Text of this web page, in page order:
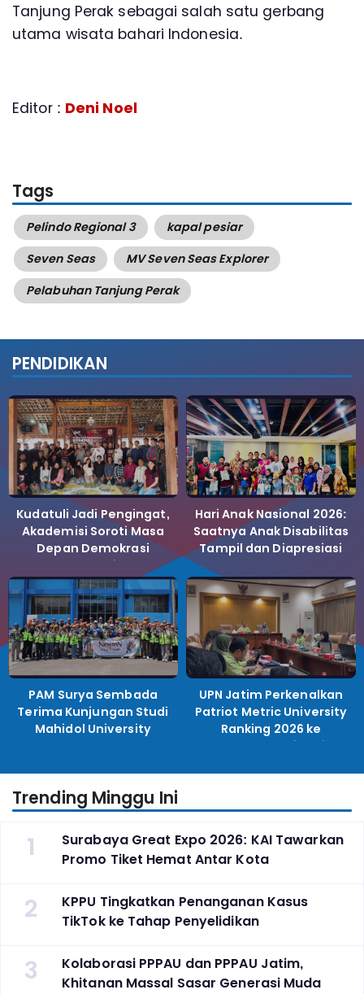
Tanjung Perak sebagai salah satu gerbang
utama wisata bahari Indonesia.
Editor : Deni Noel
Tags
Pelindo Regional 3
kapal pesiar
Seven Seas
MV Seven Seas Explorer
Pelabuhan Tanjung Perak
PENDIDIKAN
Kudatuli Jadi Pengingat,
Akademisi Soroti Masa
Depan Demokrasi
Indonesia
Hari Anak Nasional 2026:
Saatnya Anak Disabilitas
Tampil dan Diapresiasi
PAM Surya Sembada
Terima Kunjungan Studi
Mahidol University
UPN Jatim Perkenalkan
Patriot Metric University
Ranking 2026 ke
Perguruan Tinggi
Trending Minggu Ini
1
Surabaya Great Expo 2026: KAI Tawarkan
Promo Tiket Hemat Antar Kota
2
KPPU Tingkatkan Penanganan Kasus
TikTok ke Tahap Penyelidikan
3
Kolaborasi PPPAU dan PPPAU Jatim,
Khitanan Massal Sasar Generasi Muda